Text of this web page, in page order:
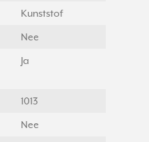
Kunststof
Nee
Ja
1013
Nee